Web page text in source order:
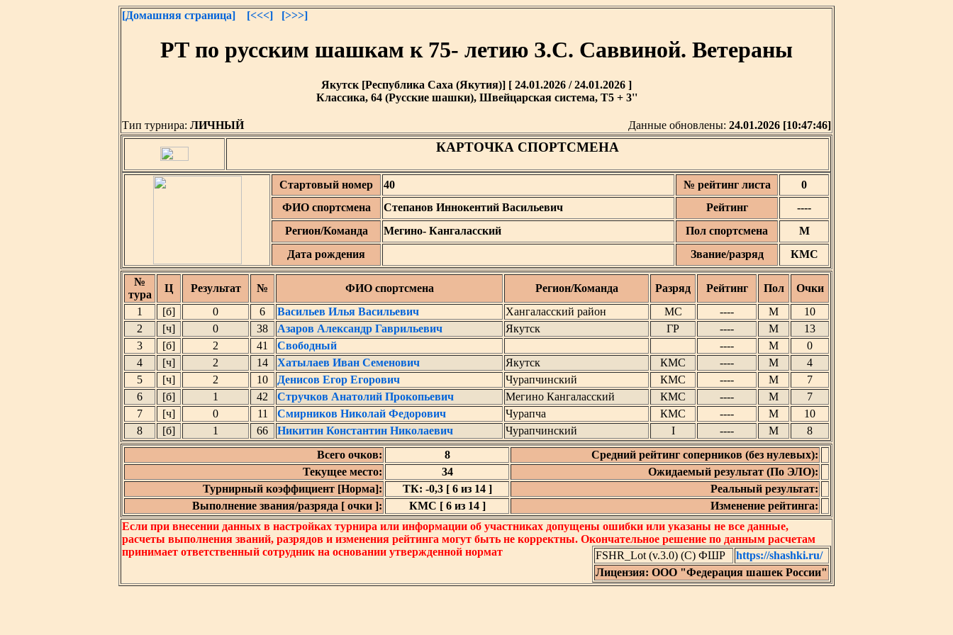
[Домашняя страница] [<<<] [>>>]
РТ по русским шашкам к 75- летию З.С. Саввиной. Ветераны
Якутск [Республика Саха (Якутия)] [ 24.01.2026 / 24.01.2026 ]
Классика, 64 (Русские шашки), Швейцарская система, T5 + 3''
Тип турнира: ЛИЧНЫЙ Данные обновлены: 24.01.2026 [10:47:46]
КАРТОЧКА СПОРТСМЕНА
Стартовый номер 40 № рейтинг листа
0
ФИО спортсмена
Степанов Иннокентий Васильевич Рейтинг
----
Регион/Команда
Мегино- Кангаласский Пол спортсмена
М
Дата рождения
Звание/разряд КМС
№
тура
Ц Результат № ФИО спортсмена Регион/Команда Разряд Рейтинг Пол
Очки
1
[б] 0 6 Васильев Илья Васильевич Хангаласский район МС ---- М
10
2
[ч] 0 38 Азаров Александр Гаврильевич Якутск ГР ---- М
13
3
[б] 2 41 Свободный ---- М
0
4
[ч] 2 14 Хатылаев Иван Семенович Якутск КМС ---- М
4
5
[ч] 2 10 Денисов Егор Егорович Чурапчинский КМС ---- М
7
6
[б] 1 42 Стручков Анатолий Прокопьевич Мегино Кангаласский КМС ---- М
7
7
[ч] 0 11 Смирников Николай Федорович Чурапча КМС ---- М
10
8
[б] 1 66 Никитин Константин Николаевич Чурапчинский I ---- М
8
Всего очков:
8
Средний рейтинг соперников (без нулевых):
Текущее место:
34
Ожидаемый результат (По ЭЛО):
Турнирный коэффициент [Норма]:
ТК: -0,3 [ 6 из 14 ]
Реальный результат:
Выполнение звания/разряда [ очки ]:
КМС [ 6 из 14 ]
Изменение рейтинга:
Если при внесении данных в настройках турнира или информации об участниках допущены ошибки или указаны не все данные,
расчеты выполнения званий, разрядов и изменения рейтинга могут быть не корректны. Окончательное решение по данным расчетам
принимает ответственный сотрудник на основании утвержденной нормат
FSHR_Lot (v.3.0) (C) ФШР
https://shashki.ru/
Лицензия: ООО "Федерация шашек России"